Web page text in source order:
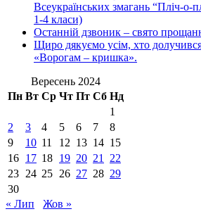
Всеукраїнських змагань “Пліч-о-
1-4 класи)
Останній дзвоник – свято
Щиро дякуємо усім, хто
«Ворогам – кришка».
Вересень 2024
Пн Вт Ср Чт Пт Сб Нд
1
2
3 4 5 6 7
8
9
10 11 12 13 14 15
16 17 18 19 20 21
22
23 24 25 26 27 28 29
30
« Лип
Жов »